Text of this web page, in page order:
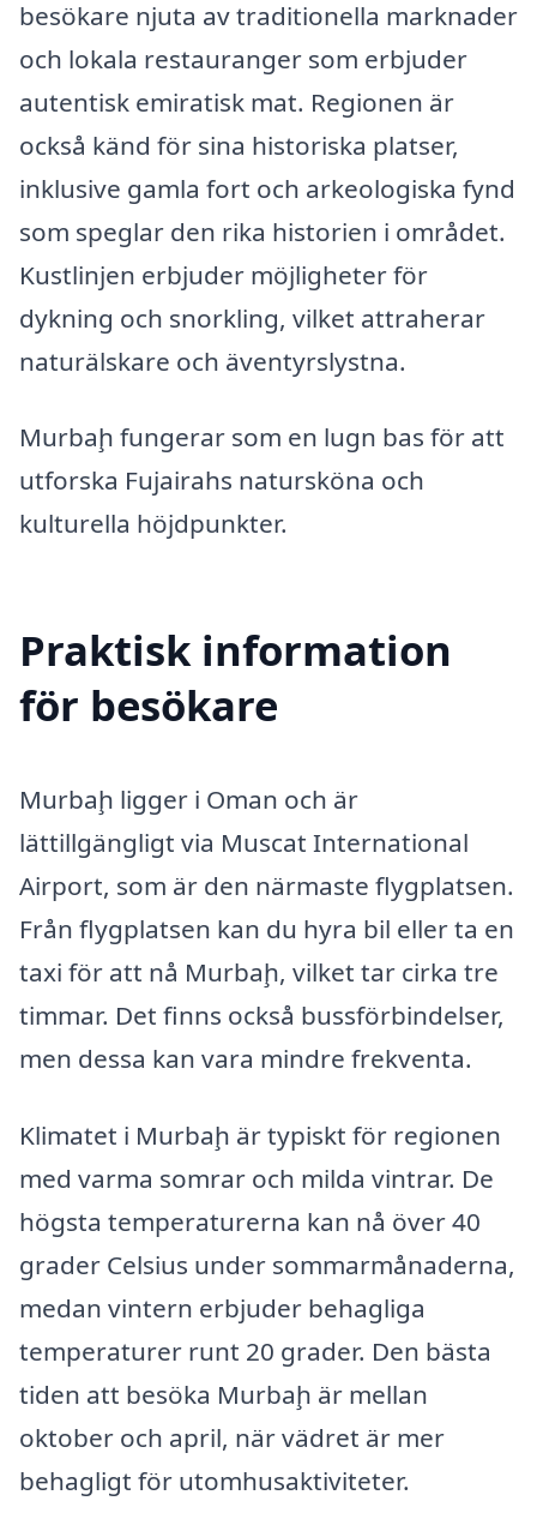
besökare njuta av traditionella marknader
och lokala restauranger som erbjuder
autentisk emiratisk mat. Regionen är
också känd för sina historiska platser,
inklusive gamla fort och arkeologiska fynd
som speglar den rika historien i området.
Kustlinjen erbjuder möjligheter för
dykning och snorkling, vilket attraherar
naturälskare och äventyrslystna.
Murbaḩ fungerar som en lugn bas för att
utforska Fujairahs natursköna och
kulturella höjdpunkter.
Praktisk information
för besökare
Murbaḩ ligger i Oman och är
lättillgängligt via Muscat International
Airport, som är den närmaste flygplatsen.
Från flygplatsen kan du hyra bil eller ta en
taxi för att nå Murbaḩ, vilket tar cirka tre
timmar. Det finns också bussförbindelser,
men dessa kan vara mindre frekventa.
Klimatet i Murbaḩ är typiskt för regionen
med varma somrar och milda vintrar. De
högsta temperaturerna kan nå över 40
grader Celsius under sommarmånaderna,
medan vintern erbjuder behagliga
temperaturer runt 20 grader. Den bästa
tiden att besöka Murbaḩ är mellan
oktober och april, när vädret är mer
behagligt för utomhusaktiviteter.